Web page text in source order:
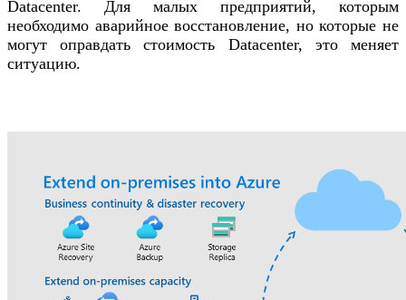
Datacenter. Для малых предприятий, которым
необходимо аварийное восстановление, но которые не
могут оправдать стоимость Datacenter, это меняет
ситуацию.